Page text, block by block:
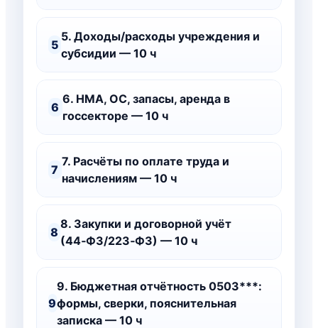
5
5. Доходы/расходы учреждения и
субсидии — 10 ч
6
6. НМА, ОС, запасы, аренда в
госсекторе — 10 ч
7
7. Расчёты по оплате труда и
начислениям — 10 ч
8
8. Закупки и договорной учёт
(44‑ФЗ/223‑ФЗ) — 10 ч
9
9. Бюджетная отчётность 0503***:
формы, сверки, пояснительная
записка — 10 ч